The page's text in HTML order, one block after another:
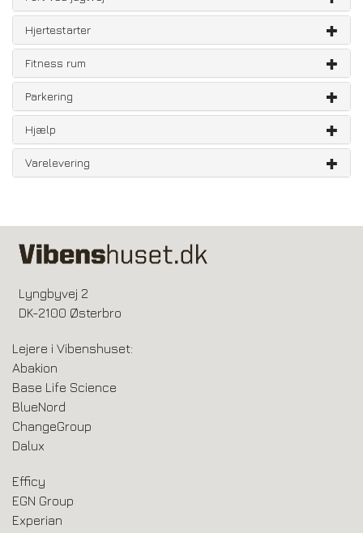
Hjertestarter
Fitness rum
Parkering
Hjælp
Varelevering
Lyngbyvej 2
DK-2100 Østerbro
Lejere i Vibenshuset:
Abakion
Base Life Science
BlueNord
ChangeGroup
Dalux
Efficy
EGN Group
Experian